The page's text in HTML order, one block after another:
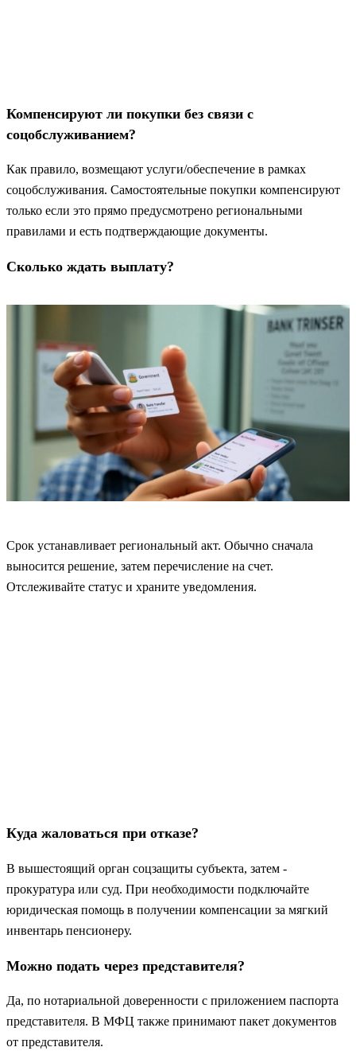
Компенсируют ли покупки без связи с
соцобслуживанием?
Как правило, возмещают услуги/обеспечение в рамках
соцобслуживания. Самостоятельные покупки компенсируют
только если это прямо предусмотрено региональными
правилами и есть подтверждающие документы.
Сколько ждать выплату?
Срок устанавливает региональный акт. Обычно сначала
выносится решение, затем перечисление на счет.
Отслеживайте статус и храните уведомления.
Куда жаловаться при отказе?
В вышестоящий орган соцзащиты субъекта, затем -
прокуратура или суд. При необходимости подключайте
юридическая помощь в получении компенсации за мягкий
инвентарь пенсионеру.
Можно подать через представителя?
Да, по нотариальной доверенности с приложением паспорта
представителя. В МФЦ также принимают пакет документов
от представителя.